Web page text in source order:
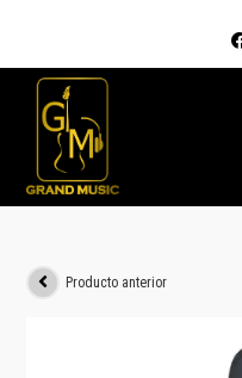
Producto anterior